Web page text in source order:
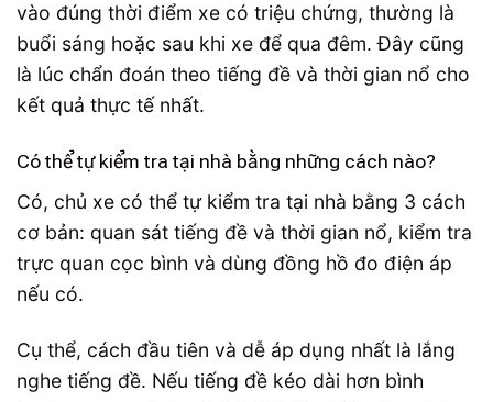
vào đúng thời điểm xe có triệu chứng, thường là
buổi sáng hoặc sau khi xe để qua đêm. Đây cũng
là lúc chẩn đoán theo tiếng đề và thời gian nổ cho
kết quả thực tế nhất.
Có thể tự kiểm tra tại nhà bằng những cách nào?
Có, chủ xe có thể tự kiểm tra tại nhà bằng 3 cách
cơ bản: quan sát tiếng đề và thời gian nổ, kiểm tra
trực quan cọc bình và dùng đồng hồ đo điện áp
nếu có.
Cụ thể, cách đầu tiên và dễ áp dụng nhất là lắng
nghe tiếng đề. Nếu tiếng đề kéo dài hơn bình